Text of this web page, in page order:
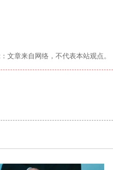
文章来自网络，不代表本站观点。